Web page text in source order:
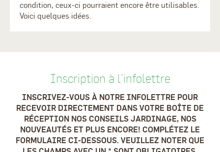
condition, ceux-ci pourraient encore être utilisables.
Voici quelques idées.
Inscription à l'infolettre
INSCRIVEZ-VOUS À NOTRE INFOLETTRE POUR
RECEVOIR DIRECTEMENT DANS VOTRE BOÎTE DE
RÉCEPTION NOS CONSEILS JARDINAGE, NOS
NOUVEAUTÉS ET PLUS ENCORE! COMPLÉTEZ LE
FORMULAIRE CI-DESSOUS. VEUILLEZ NOTER QUE